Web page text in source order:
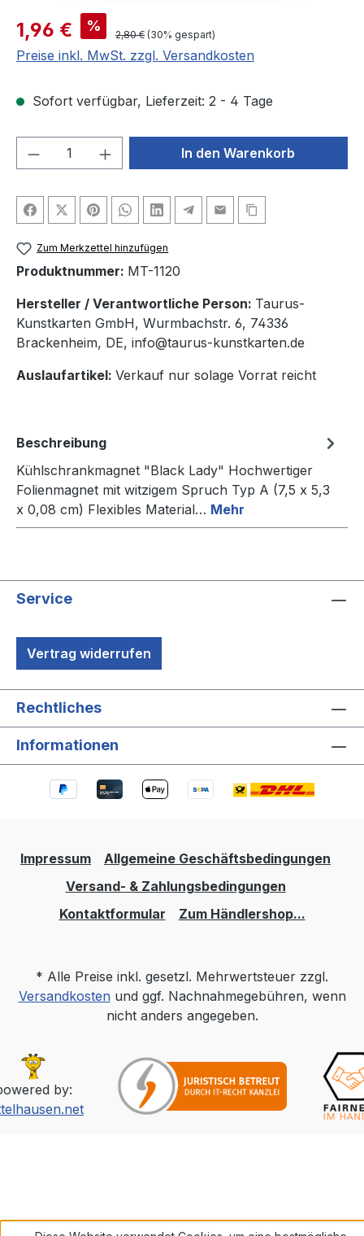
Verkaufspreis:
1,96 € % Regulärer Preis:
2,80 € (30% gespart)
Preise inkl. MwSt. zzgl. Versandkosten
Sofort verfügbar, Lieferzeit: 2 - 4 Tage
Produkt Anzahl: Gib denIn den Warenkorb
Zum Merkzettel hinzufügen
Produktnummer: MT-1120
Hersteller / Verantwortliche Person: Taurus-
Kunstkarten GmbH, Wurmbachstr. 6, 74336
Brackenheim, DE, info@taurus-kunstkarten.de
Auslaufartikel: Verkauf nur solage Vorrat reicht
Beschreibung
Kühlschrankmagnet "Black Lady" Hochwertiger
Folienmagnet mit witzigem Spruch Typ A (7,5 x 5,3
x 0,08 cm) Flexibles Material… Mehr
Service
Vertrag widerrufen
Rechtliches
Informationen
Impressum
Allgemeine Geschäftsbedingungen
Versand- & Zahlungsbedingungen
Kontaktformular
Zum Händlershop...
* Alle Preise inkl. gesetzl. Mehrwertsteuer zzgl.
Versandkostenund ggf. Nachnahmegebühren, wenn
nicht anders angegeben.
by: